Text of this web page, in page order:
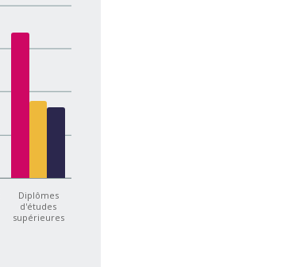
Diplômes
d'études
supérieures